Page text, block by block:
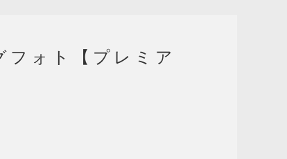
フォト【プレミア